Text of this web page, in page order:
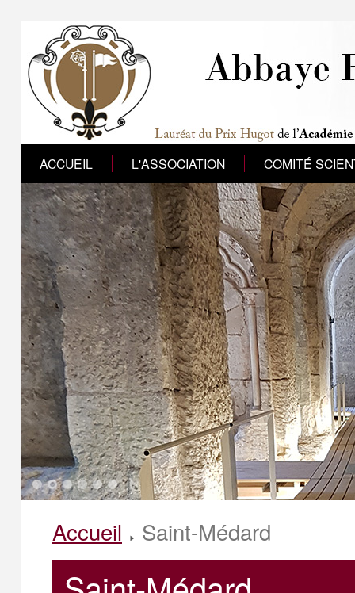
ACCUEIL L'ASSOCIATION COMITÉ
1 2 3 4 5 6
Accueil Saint-Médard